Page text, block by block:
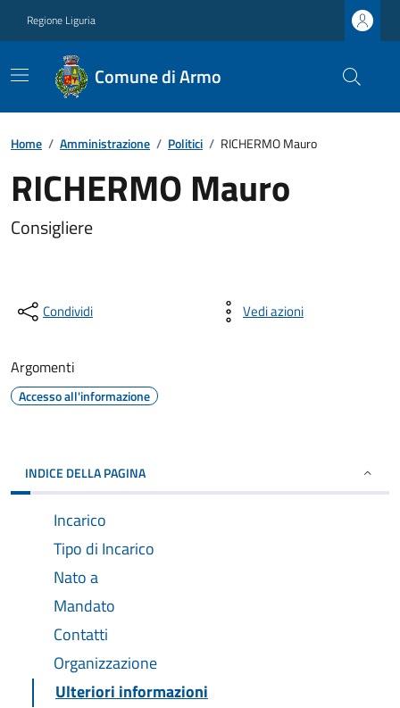
Regione Liguria
Comune di Armo
Home / Amministrazione / Politici / RICHERMO Mauro
RICHERMO Mauro
Consigliere
Condividi Vedi azioni
Argomenti
Accesso all'informazione
INDICE DELLA PAGINA
Incarico
Tipo di Incarico
Nato a
Mandato
Contatti
Organizzazione
Ulteriori informazioni